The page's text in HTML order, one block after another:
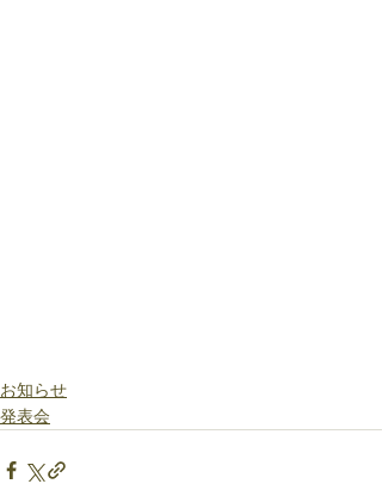
お知らせ
発表会